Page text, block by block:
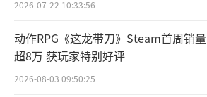
2026-07-22 10:33:56
动作RPG《这龙带刀》Steam首周销量
超8万 获玩家特别好评
2026-08-03 09:50:25